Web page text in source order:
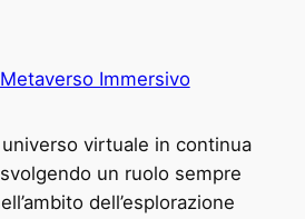
Metaverso Immersivo
virtuale in continua
un ruolo sempre
dell’esplorazione